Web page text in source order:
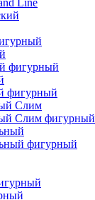
Line
фигурный
фигурный
Слим
Слим фигурный
фигурный